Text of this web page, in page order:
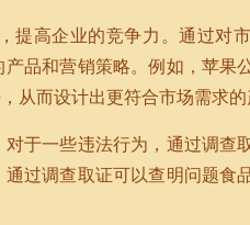
提高企业的竞争力。通过对
品和营销策略。例如，苹果
从而设计出更符合市场需求的
于一些违法行为，通过调查
过调查取证可以查明问题食